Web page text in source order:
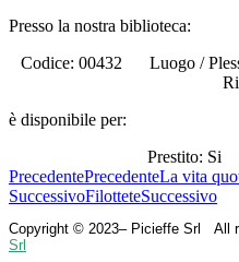
Presso la nostra biblioteca:
Codice: 00432
Luogo /
è disponibile per:
Prestito: Si
PrecedentePrecedenteLa vita
SuccessivoFilotteteSuccessivo
Copyright © 2023– Picieffe Srl All
Srl